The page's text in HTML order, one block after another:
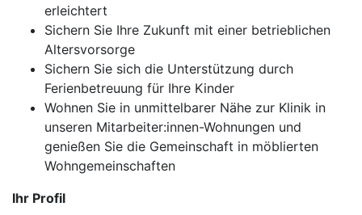
erleichtert
Sichern Sie Ihre Zukunft mit einer betrieblichen
Altersvorsorge
Sichern Sie sich die Unterstützung durch
Ferienbetreuung für Ihre Kinder
Wohnen Sie in unmittelbarer Nähe zur Klinik in
unseren Mitarbeiter:innen-Wohnungen und
genießen Sie die Gemeinschaft in möblierten
Wohngemeinschaften
Ihr Profil